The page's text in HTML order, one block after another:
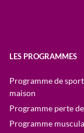
LES PROGRAMMES
Programme de
maison
Programme perte
Programme